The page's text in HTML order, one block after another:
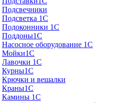
Подсвечники
Подсветка 1С
Подоконники 1С
Поддоны1С
Насосное оборудование 1С
Мойки1С
Лавочки 1С
Курны1С
Крючки и вешалки
Краны1С
Камины 1C